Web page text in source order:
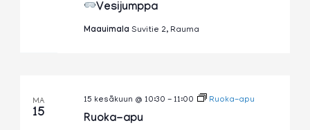
Vesijumppa
Maauimala Suvitie 2, Rauma
MA
15 Ruoka-apu
15 kesäkuun @ 10:30 - 11:00 Ruoka-apu